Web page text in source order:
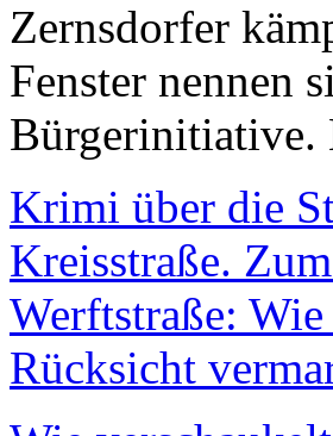
Zernsdorfer
Fenster nennen
Bürgerinitiative.
Krimi über die
Kreisstraße.
Werftstraße:
Rücksicht